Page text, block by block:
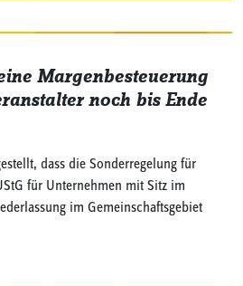
Margenbesteuerung
noch bis Ende
dass die Sonderregelung für
für Unternehmen mit Sitz im
im Gemeinschaftsgebiet